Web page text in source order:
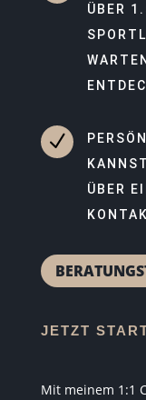
ÜBER
N
ÜBER
JETZT
Mit meinem 1:1